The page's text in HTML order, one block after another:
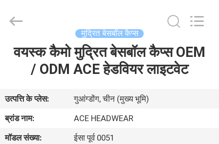
घर
हमारे
बारे
Manufacturing
Reserved.
मुद्रित बेसबॉल कैप्स
वयस्क कैमो मुद्रित बेसबॉल कैप्स OEM
/ ODM ACE हेडवियर लाइटवेट
उत्पत्ति के प्लेस:
गुआंग्डोंग, चीन (मुख्य भूमि)
ब्रांड नाम:
ACE HEADWEAR
मॉडल संख्या:
ईसा पूर्व 0051